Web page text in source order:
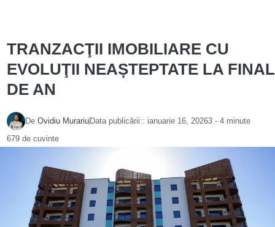
TRANZACŢII IMOBILIARE CU
EVOLUŢII NEAȘTEPTATE LA FINAL
DE AN
De Ovidiu Murariu Data publicării:: ianuarie 16, 20263 - 4 minute
679 de cuvinte